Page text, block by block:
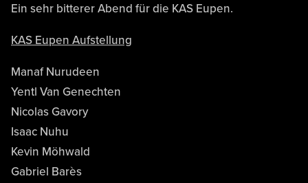
Ein sehr bitterer Abend für die KAS Eupen.
KAS Eupen Aufstellung
Manaf Nurudeen
Yentl Van Genechten
Nicolas Gavory
Isaac Nuhu
Kevin Möhwald
Gabriel Barès